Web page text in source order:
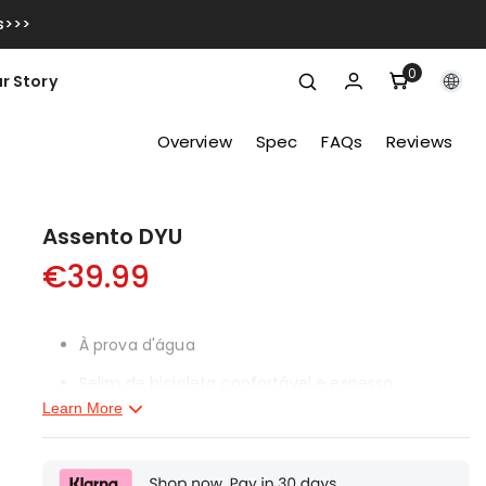
Story 00
itens
Overview Spec FAQs Reviews
Assento DYU
€39.99
À prova d'água
Amortecedor de alto desempenho
Learn More